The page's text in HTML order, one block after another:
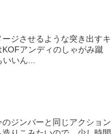
ジさせるような突き出すキ
アンディのしゃがみ蹴
いん...
ジンバーと同じアクション